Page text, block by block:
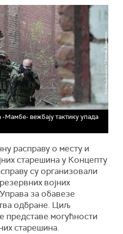
Мамбе- вежбају тактику упада
расправу о месту и
старешина у Концепту
су организовали
војних
за обавезе
одбране. Циљ
представе могућности
старешина.